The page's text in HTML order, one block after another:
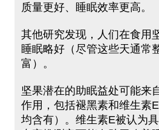
质量更好、睡眠效率更高。
其他研究发现，人们在食用
睡眠略好（尽管这些天通常
富）。
坚果潜在的助眠益处可能来
作用，包括褪黑素和维生素
均含有）。维生素E被认为